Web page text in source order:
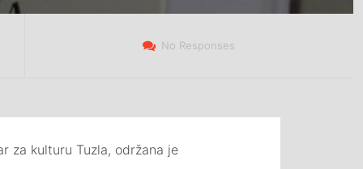
No Responses
za kulturu Tuzla, održana je